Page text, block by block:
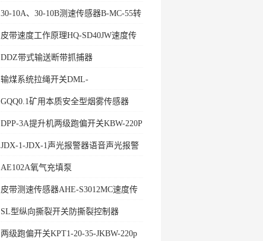
30-10A、30-10B测速传感器B-MC-55转
皮带速度工作原理HQ-SD40JW速度传
DDZ带式输送断带抓捕器
输煤系统拉绳开关DML-
GQQ0.1矿用本质安全型烟雾传感器
DPP-3A提升机两级跑偏开关KBW-220P
JDX-1-JDX-1声光报警器语音声光报警
AE102A氧气充填泵
皮带测速传感器AHE-S3012MC速度传
SL型纵向撕裂开关防撕裂控制器
两级跑偏开关KPT1-20-35-JKBW-220p